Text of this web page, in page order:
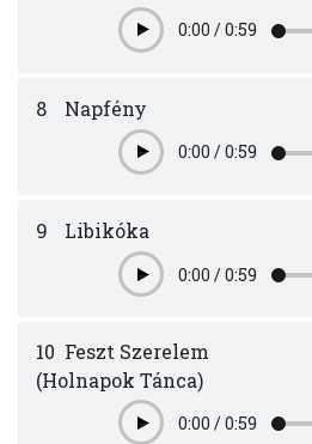
Play0:00 /0:59
8 Napfény
Play0:00 /0:59
9 Libikóka
Play0:00 /0:59
10 Feszt Szerelem
(Holnapok Tánca)
Play0:00 /0:59